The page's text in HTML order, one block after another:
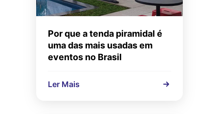
Por que a tenda piramidal é
uma das mais usadas em
eventos no Brasil
Ler Mais